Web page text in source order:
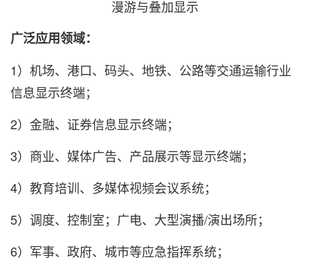
漫游与叠加显示
广泛应用领域：
1） 机场、港口、码头、地铁、公路等交通运输行业
信息显示终端；
2）金融、证券信息显示终端；
3）商业、媒体广告、产品展示等显示终端；
4）教育培训、多媒体视频会议系统；
5）调度、控制室；广电、大型演播/演出场所；
6）军事、政府、城市等应急指挥系统；